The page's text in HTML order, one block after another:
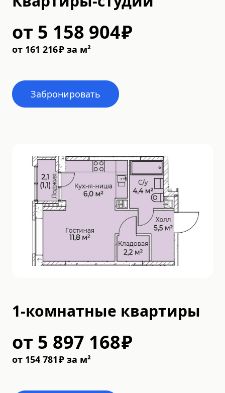
от 5 158 904₽
от 161 216₽ за м²
Забронировать
1-комнатные квартиры
от 5 897 168₽
от 154 781₽ за м²